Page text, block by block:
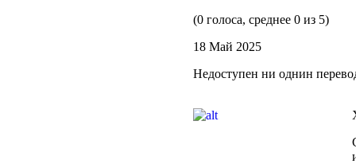
(0 голоса, среднее 0 из 5)
18 Май 2025
Недоступен ни однин